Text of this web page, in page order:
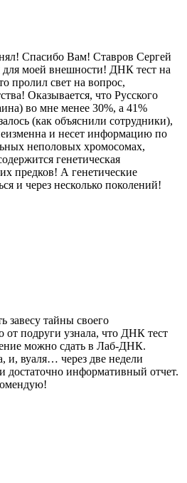
Спасибо Вам! Ставров Сергей
для моей внешности! ДНК тест на
пролил свет на вопрос,
Оказывается, что Русского
во мне менее 30%, а 41%
(как объяснили сотрудники),
и несет информацию по
неполовых хромосомах,
генетическая
предков! А генетические
и через несколько поколений!
завесу тайны своего
от подруги узнала, что ДНК тест
можно сдать в Лаб-ДНК.
и, вуаля… через две недели
достаточно информативный отчет.